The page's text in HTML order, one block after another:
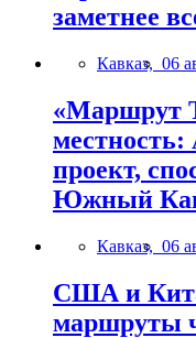
заметнее
Кавказ, 06
«Маршрут
проект,
Южный
Кавказ, 06
США и
маршруты